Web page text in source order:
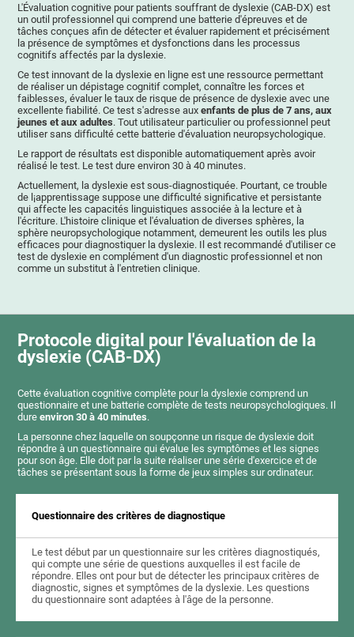
L'Évaluation cognitive pour patients souffrant de dyslexie (CAB-DX) est
un outil professionnel qui comprend une batterie d'épreuves et de
tâches conçues afin de détecter et évaluer rapidement et précisément
la présence de symptômes et dysfonctions dans les processus
cognitifs affectés par la dyslexie.
Ce test innovant de la dyslexie en ligne est une ressource permettant
de réaliser un dépistage cognitif complet, connaître les forces et
faiblesses, évaluer le taux de risque de présence de dyslexie avec une
excellente fiabilité. Ce test s'adresse auxenfants de plus de 7 ans, aux
jeunes et aux adultes. Tout utilisateur particulier ou professionnel peut
utiliser sans difficulté cette batterie d'évaluation neuropsychologique.
Le rapport de résultats est disponible automatiquement après avoir
réalisé le test. Le test dure environ 30 à 40 minutes.
Actuellement, la dyslexie est sous-diagnostiquée. Pourtant, ce trouble
de l¡apprentissage suppose une difficulté significative et persistante
qui affecte les capacités linguistiques associée à la lecture et à
l'écriture. L'histoire clinique et l'évaluation de diverses sphères, la
sphère neuropsychologique notamment, demeurent les outils les plus
efficaces pour diagnostiquer la dyslexie. Il est recommandé d'utiliser ce
test de dyslexie en complément d'un diagnostic professionnel et non
comme un substitut à l'entretien clinique.
Protocole digital pour l'évaluation de la
dyslexie (CAB-DX)
Cette évaluation cognitive complète pour la dyslexie comprend un
questionnaire et une batterie complète de tests neuropsychologiques. Il
dureenviron 30 à 40 minutes.
La personne chez laquelle on soupçonne un risque de dyslexie doit
répondre à un questionnaire qui évalue les symptômes et les signes
pour son âge. Elle doit par la suite réaliser une série d'exercice et de
tâches se présentant sous la forme de jeux simples sur ordinateur.
Questionnaire des critères de diagnostique
Le test début par un questionnaire sur les critères diagnostiqués,
qui compte une série de questions auxquelles il est facile de
répondre. Elles ont pour but de détecter les principaux critères de
diagnostic, signes et symptômes de la dyslexie. Les questions
du questionnaire sont adaptées à l'âge de la personne.